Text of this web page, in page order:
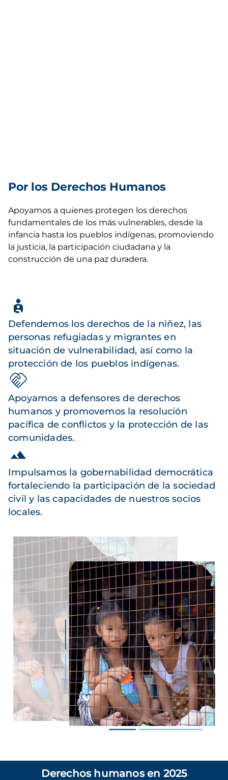
Por los Derechos Humanos
Apoyamos a quienes protegen los derechos
fundamentales de los más vulnerables, desde la
infancia hasta los pueblos indígenas, promoviendo
la justicia, la participación ciudadana y la
construcción de una paz duradera.
Defendemos los derechos de la niñez, las
personas refugiadas y migrantes en
situación de vulnerabilidad, así como la
protección de los pueblos indígenas.
Apoyamos a defensores de derechos
humanos y promovemos la resolución
pacífica de conflictos y la protección de las
comunidades.
Impulsamos la gobernabilidad democrática
fortaleciendo la participación de la sociedad
civil y las capacidades de nuestros socios
locales.
Derechos humanos en 2025